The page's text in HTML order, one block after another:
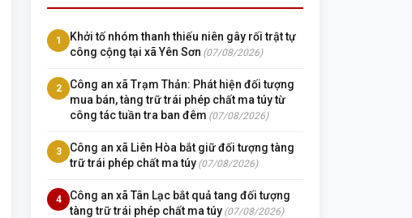
1
Khởi tố nhóm thanh thiếu niên gây rối trật tự
công cộng tại xã Yên Sơn (07/08/2026)
2
Công an xã Trạm Thản: Phát hiện đối tượng
mua bán, tàng trữ trái phép chất ma túy từ
công tác tuần tra ban đêm (07/08/2026)
3
Công an xã Liên Hòa bắt giữ đối tượng tàng
trữ trái phép chất ma túy (07/08/2026)
4
Công an xã Tân Lạc bắt quả tang đối tượng
tàng trữ trái phép chất ma túy (07/08/2026)